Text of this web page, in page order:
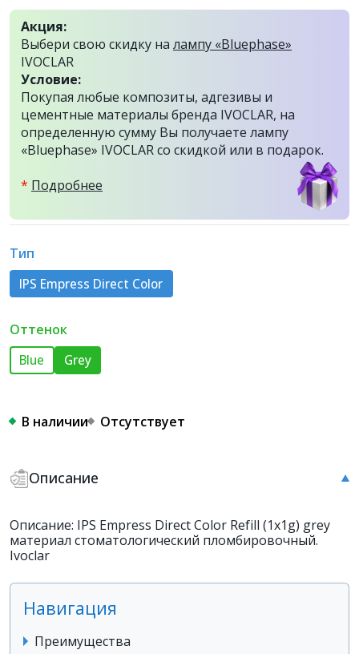
Акция:
Выбери свою скидку на лампу «Bluephase»
IVOCLAR
Условие:
Покупая любые композиты, адгезивы и
цементные материалы бренда IVOCLAR, на
определенную сумму Вы получаете лампу
«Bluephase» IVOCLAR со скидкой или в подарок.
* Подробнее
Тип
IPS Empress Direct Color
Оттенок
Blue Grey
В наличии Отсутствует
Описание
Описание: IPS Empress Direct Color Refill (1x1g) grey
материал стоматологический пломбировочный.
Ivoclar
Навигация
Преимущества